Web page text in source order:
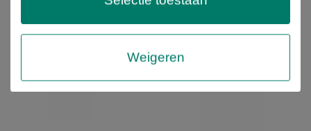
Weigeren